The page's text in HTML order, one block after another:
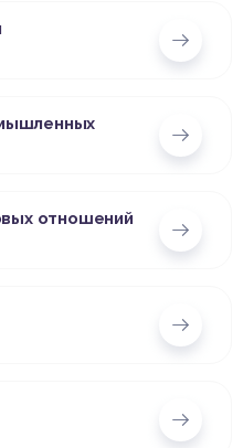
отношений